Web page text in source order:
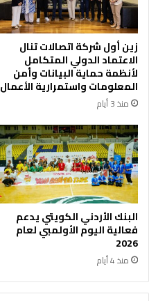
ا
ة
ا
ل
ت
ن
م
و
ي
ة
م
م
و
ع
ة
ا
ل
خ
ل
ي
ج
ل
ل
ت
أ
م
ي
–
زين أول شركة اتصالات تنال
الاعتماد الدولي المتكامل
لأنظمة حماية البيانات وأمن
المعلومات واستمرارية الأعمال
منذ 3 أيام
البنك الأردني الكويتي يدعم
فعالية اليوم الأولمبي لعام
2026
منذ 4 أيام